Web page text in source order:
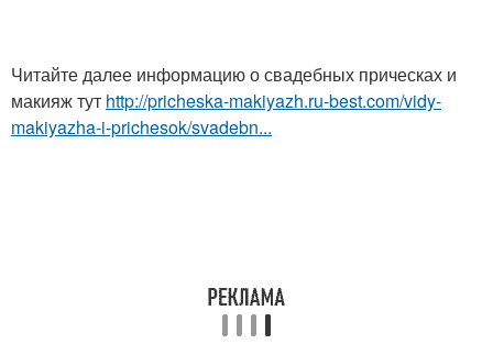
Читайте далее информацию о свадебных прическах и
макияж тут http://pricheska-makiyazh.ru-best.com/vidy-
makiyazha-i-prichesok/svadebn...